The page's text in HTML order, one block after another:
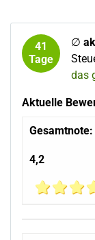
41
Tage
∅
das
Aktuelle
Gesamtnote:
4,2